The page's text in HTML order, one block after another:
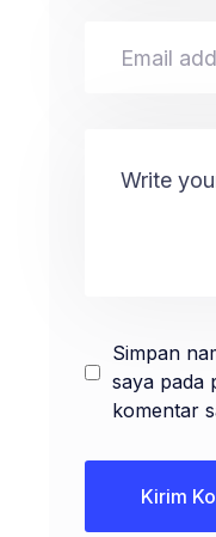
Simpan
saya pada
komentar